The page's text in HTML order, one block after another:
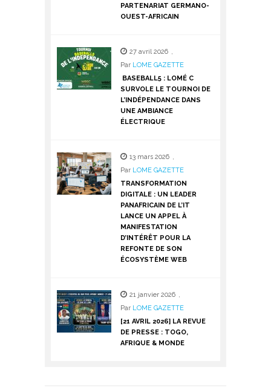
PARTENARIAT GERMANO-
OUEST-AFRICAIN
27 avril 2026 ,
Par LOME GAZETTE
BASEBALL5 : LOMÉ C
SURVOLE LE TOURNOI DE
L’INDÉPENDANCE DANS
UNE AMBIANCE
ÉLECTRIQUE
13 mars 2026 ,
Par LOME GAZETTE
TRANSFORMATION
DIGITALE : UN LEADER
PANAFRICAIN DE L’IT
LANCE UN APPEL À
MANIFESTATION
D’INTÉRÊT POUR LA
REFONTE DE SON
ÉCOSYSTÈME WEB
21 janvier 2026 ,
Par LOME GAZETTE
[21 AVRIL 2026] LA REVUE
DE PRESSE : TOGO,
AFRIQUE & MONDE